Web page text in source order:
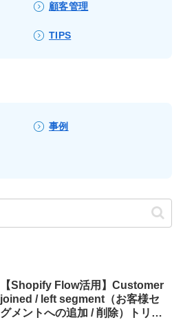
顧客管理
TIPS
事例
【Shopify Flow活用】Customer
joined / left segment（お客様セ
グメントへの追加 / 削除）トリガ